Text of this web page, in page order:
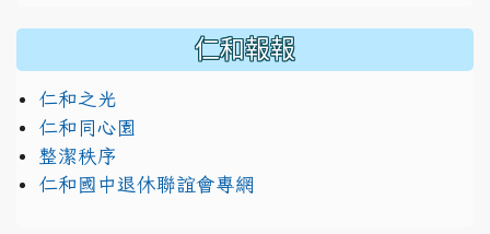
仁和報報
仁和之光
仁和同心園
整潔秩序
仁和國中退休聯誼會專網